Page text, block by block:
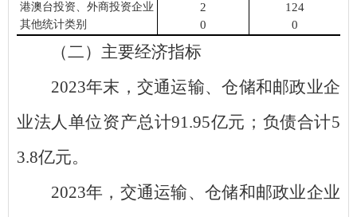
港澳台投资、外商投资企业 2 124
其他统计类别 0 0
（二）主要经济指标
2023年末，交通运输、仓储和邮政业企
业法人单位资产总计91.95亿元；负债合计5
3.8亿元。
2023年，交通运输、仓储和邮政业企业